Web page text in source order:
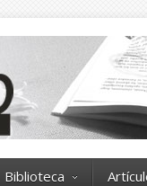
Biblioteca